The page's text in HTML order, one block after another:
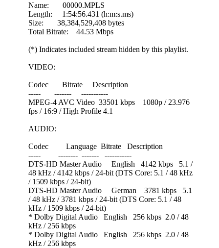
Name: 00000.MPLS
Length: 1:54:56.431 (h:m:s.ms)
Size: 38,384,529,408 bytes
Total Bitrate: 44.53 Mbps
(*) Indicates included stream hidden by this playlist.
VIDEO:
Codec Bitrate Description
----- ------- -----------
MPEG-4 AVC Video 33501 kbps 1080p / 23.976
fps / 16:9 / High Profile 4.1
AUDIO:
Codec Language Bitrate Description
----- -------- ------- -----------
DTS-HD Master Audio English 4142 kbps 5.1 /
48 kHz / 4142 kbps / 24-bit (DTS Core: 5.1 / 48 kHz
/ 1509 kbps / 24-bit)
DTS-HD Master Audio German 3781 kbps 5.1
/ 48 kHz / 3781 kbps / 24-bit (DTS Core: 5.1 / 48
kHz / 1509 kbps / 24-bit)
* Dolby Digital Audio English 256 kbps 2.0 / 48
kHz / 256 kbps
* Dolby Digital Audio English 256 kbps 2.0 / 48
kHz / 256 kbps